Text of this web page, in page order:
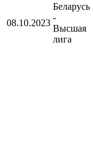
08.10.2023
Беларусь
-
Высшая
лига